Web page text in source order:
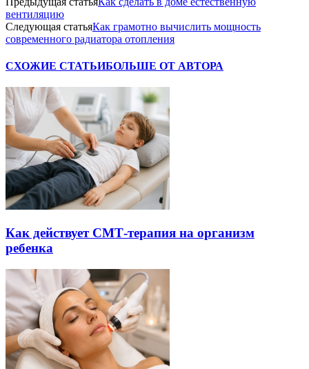
вентиляцию
Следующая статьяКак грамотно вычислить мощность
современного радиатора отопления
СХОЖИЕ СТАТЬИБОЛЬШЕ ОТ АВТОРА
Как действует СМТ-терапия на организм
ребенка